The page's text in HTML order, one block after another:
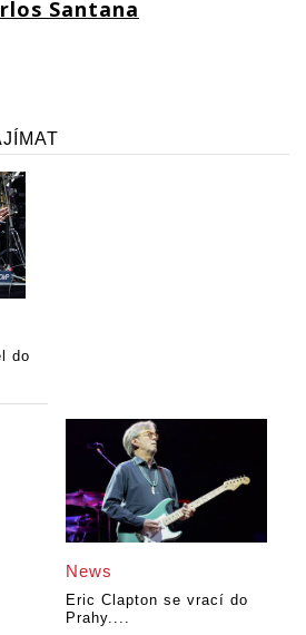
Santana
do
News
Eric Clapton se vrací do
Prahy....